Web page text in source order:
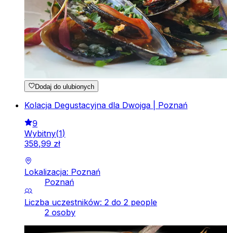
Dodaj do ulubionych
Kolacja Degustacyjna dla Dwojga | Poznań
9
Wybitny(1)
358,99 zł
Lokalizacja: Poznań
Poznań
Liczba uczestników: 2 do 2 people
2 osoby